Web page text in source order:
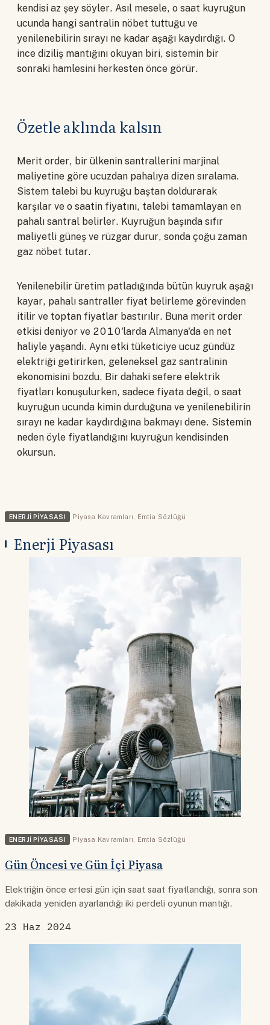
kendisi az şey söyler. Asıl mesele, o saat kuyruğun
ucunda hangi santralin nöbet tuttuğu ve
yenilenebilirin sırayı ne kadar aşağı kaydırdığı. O
ince diziliş mantığını okuyan biri, sistemin bir
sonraki hamlesini herkesten önce görür.
Özetle aklında kalsın
Merit order, bir ülkenin santrallerini marjinal
maliyetine göre ucuzdan pahalıya dizen sıralama.
Sistem talebi bu kuyruğu baştan doldurarak
karşılar ve o saatin fiyatını, talebi tamamlayan en
pahalı santral belirler. Kuyruğun başında sıfır
maliyetli güneş ve rüzgar durur, sonda çoğu zaman
gaz nöbet tutar.
Yenilenebilir üretim patladığında bütün kuyruk aşağı
kayar, pahalı santraller fiyat belirleme görevinden
itilir ve toptan fiyatlar bastırılır. Buna merit order
etkisi deniyor ve 2010'larda Almanya'da en net
haliyle yaşandı. Aynı etki tüketiciye ucuz gündüz
elektriği getirirken, geleneksel gaz santralinin
ekonomisini bozdu. Bir dahaki sefere elektrik
fiyatları konuşulurken, sadece fiyata değil, o saat
kuyruğun ucunda kimin durduğuna ve yenilenebilirin
sırayı ne kadar kaydırdığına bakmayı dene. Sistemin
neden öyle fiyatlandığını kuyruğun kendisinden
okursun.
ENERJI PIYASASI Piyasa Kavramları, Emtia Sözlüğü
Enerji Piyasası
ENERJI PIYASASI Piyasa Kavramları, Emtia Sözlüğü
Gün Öncesi ve Gün İçi Piyasa
Elektriğin önce ertesi gün için saat saat fiyatlandığı, sonra son
dakikada yeniden ayarlandığı iki perdeli oyunun mantığı.
23 Haz 2024